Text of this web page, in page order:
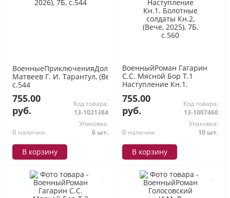
ВоенныеПриключенияДолгЧестьМужество
Матвеев Г. И. Тарантул, (Вече, 2026), 7Б,
c.544
755.00
руб.
Код товара:
13-1021384
В наличии
Упаковка:
6 шт.
В корзину
ВоенныйРоман Гагарин
С.С. Мясной Бор Т.1
Наступление Кн.1.
(Вече, 2025), 7Б, c.560
755.00
руб.
Код товара:
13-1007460
В наличии
Упаковка:
10 шт.
В корзину